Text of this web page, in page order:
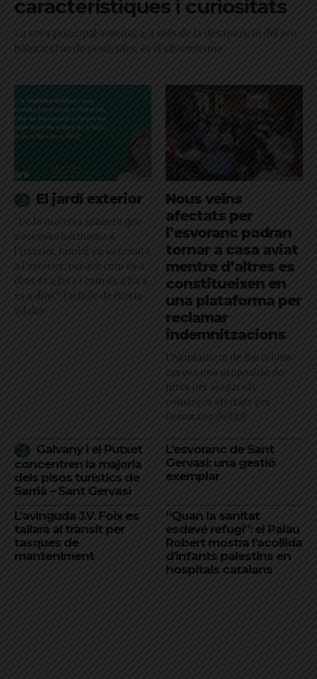
característiques i curiositats
La seva principal amenaça, a més de la desaparició del seu
hàbitat i l'ús de pesticides, és el silvestrisme
El jardí exterior
"De la mateixa manera que
necessito harmonia a
l’interior, també en necessito
a l’exterior, perquè com és a
dins és a fora i com és a fora
és a dins": l'article de Glòria
Vilalta
Nous veïns
afectats per
l’esvoranc podran
tornar a casa aviat
mentre d’altres es
constitueixen en
una plataforma per
reclamar
indemnitzacions
L’Ajuntament de Barcelona
aprova una proposició de
Junts per ajudar els
comerços afectats per
l'esvoranc de l'L9
Galvany i el Putxet
concentren la majoria
dels pisos turístics de
Sarrià – Sant Gervasi
L’esvoranc de Sant
Gervasi: una gestió
exemplar
L’avinguda J.V. Foix es
tallarà al trànsit per
tasques de
manteniment
“Quan la sanitat
esdevé refugi”: el Palau
Robert mostra l’acollida
d’infants palestins en
hospitals catalans